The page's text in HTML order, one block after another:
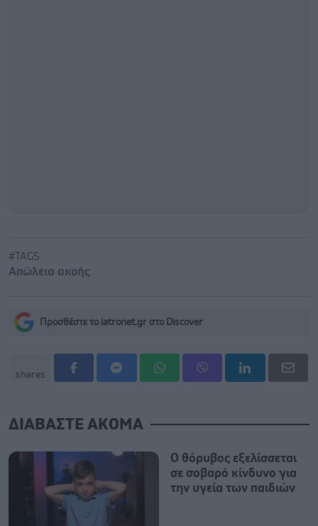
#TAGS
Απώλεια ακοής
Προσθέστε το iatronet.gr στο Discover
shares
ΔΙΑΒΑΣΤΕ ΑΚΟΜΑ
Ο θόρυβος εξελίσσεται
σε σοβαρό κίνδυνο για
την υγεία των παιδιών